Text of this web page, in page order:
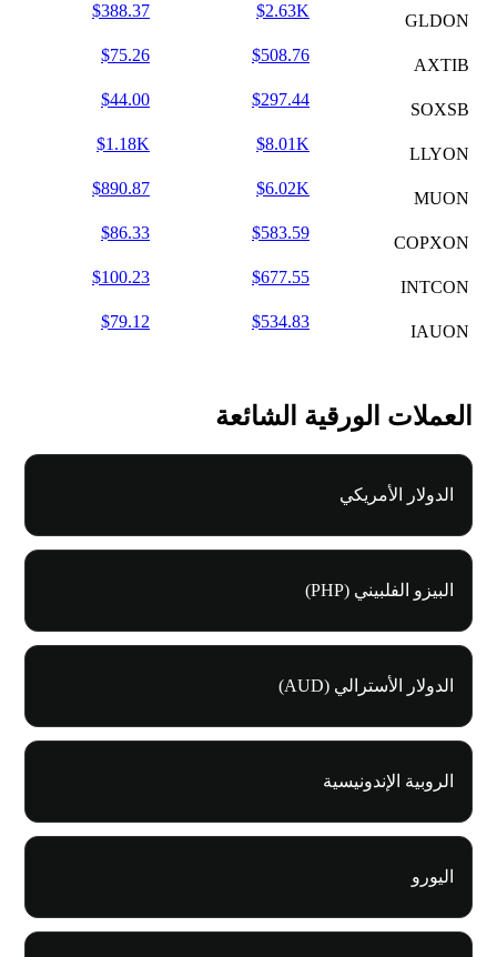
GLDON
$2.63K
$388.37
AXTIB
$508.76
$75.26
SOXSB
$297.44
$44.00
LLYON
$8.01K
$1.18K
MUON
$6.02K
$890.87
COPXON
$583.59
$86.33
INTCON
$677.55
$100.23
IAUON
$534.83
$79.12
العملات الورقية الشائعة
الدولار الأمريكي
البيزو الفلبيني (PHP)
الدولار الأسترالي (AUD)
الروبية الإندونيسية
اليورو